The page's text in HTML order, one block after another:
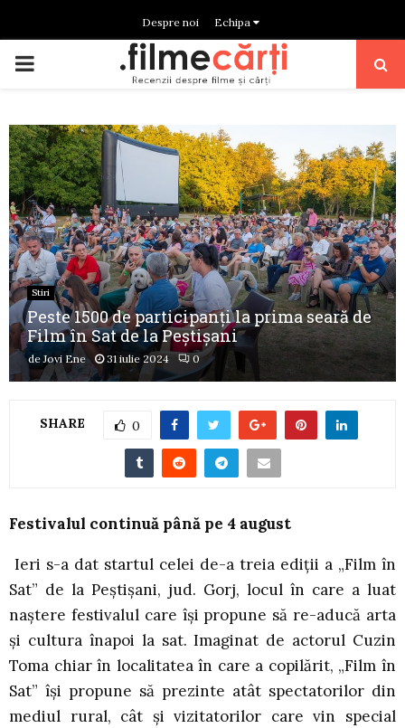
Despre noi Echipa
PRIMARY
Stiri
Peste 1500 de participanți la prima seară de
Film în Sat de la Peștișani
de Jovi Ene 31 iulie 2024 0
SHARE 0
Festivalul continuă până pe 4 august
Ieri s-a dat startul celei de-a treia ediții a „Film în
Sat” de la Peștișani, jud. Gorj, locul în care a luat
naștere festivalul care își propune să re-aducă arta
și cultura înapoi la sat. Imaginat de actorul Cuzin
Toma chiar în localitatea în care a copilărit, „Film în
Sat” își propune să prezinte atât spectatorilor din
mediul rural, cât și vizitatorilor care vin special